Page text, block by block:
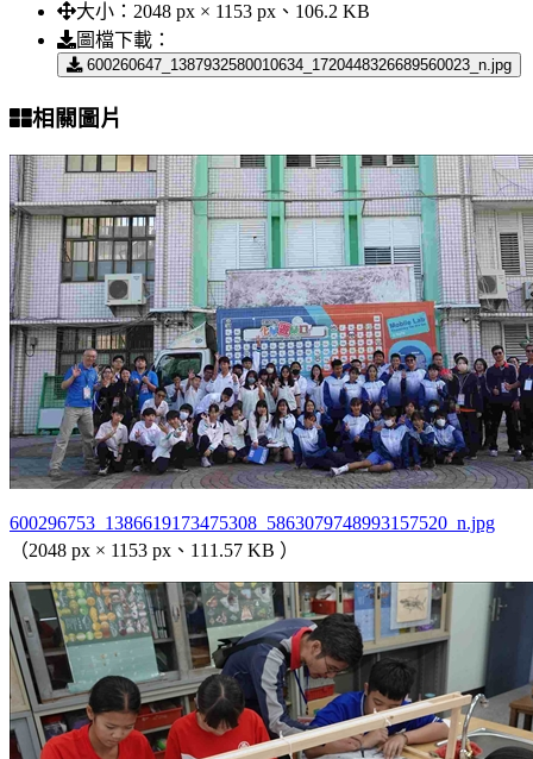
大小： 2048 px × 1153 px、106.2 KB
圖檔下載：
600260647_1387932580010634_1720448326689560023_n.jpg
相關圖片
600296753_1386619173475308_5863079748993157520_n.jpg
（2048 px × 1153 px、111.57 KB ）